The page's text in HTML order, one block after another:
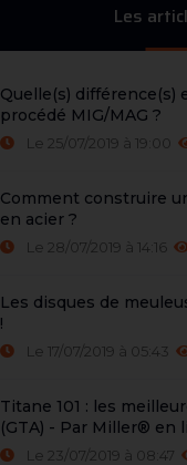
Les
Quelle(s) différence(s)
procédé MIG/MAG ?
Le 25/07/2019 à 19:00
Comment construire
en acier ?
Le 28/07/2019 à 14:16
Les disques de
!
Le 17/07/2019 à 05:43
Titane 101 : les
(GTA) - Par Miller® en
Le 23/07/2019 à 08:47